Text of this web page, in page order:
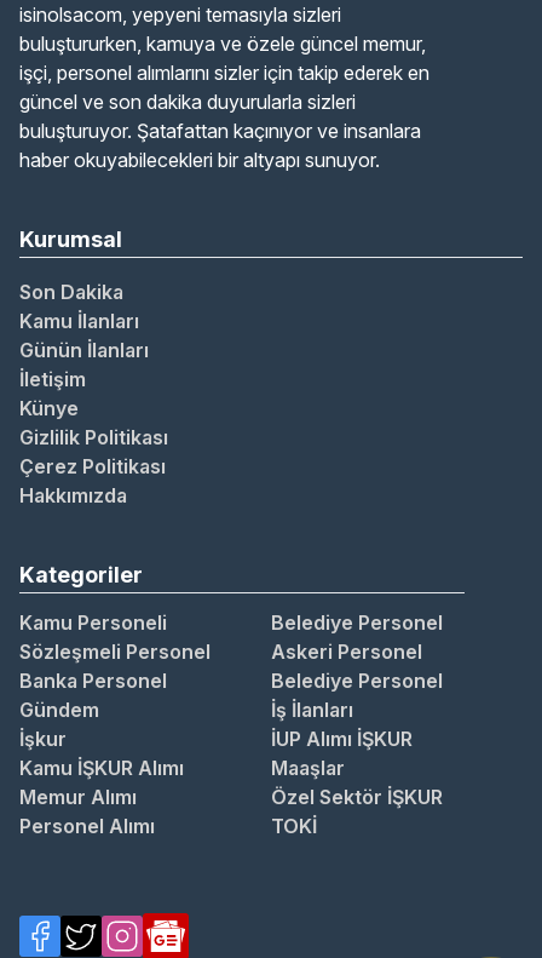
isinolsacom, yepyeni temasıyla sizleri
buluştururken, kamuya ve özele güncel memur,
işçi, personel alımlarını sizler için takip ederek en
güncel ve son dakika duyurularla sizleri
buluşturuyor. Şatafattan kaçınıyor ve insanlara
haber okuyabilecekleri bir altyapı sunuyor.
Kurumsal
Son Dakika
Kamu İlanları
Günün İlanları
İletişim
Künye
Gizlilik Politikası
Çerez Politikası
Hakkımızda
Kategoriler
Kamu Personeli
Belediye Personel
Sözleşmeli Personel
Askeri Personel
Banka Personel
Belediye Personel
Gündem
İş İlanları
İşkur
İUP Alımı İŞKUR
Kamu İŞKUR Alımı
Maaşlar
Memur Alımı
Özel Sektör İŞKUR
Personel Alımı
TOKİ